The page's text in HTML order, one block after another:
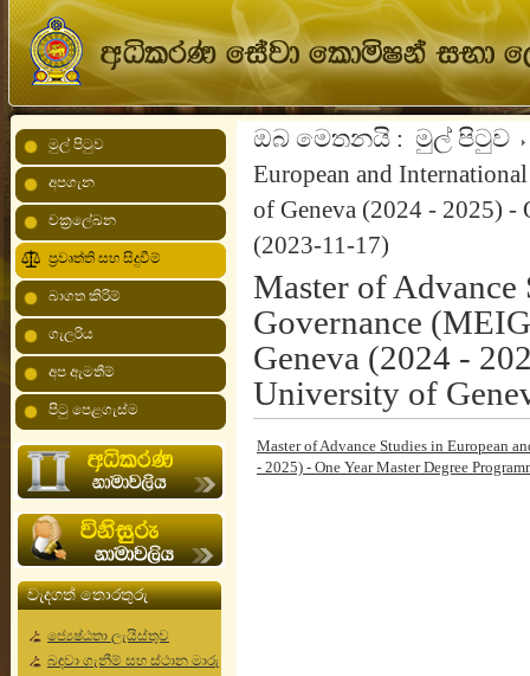
ඔබ මෙතනයි : මුල් පිටුව
European and
of Geneva (2024 - 2025) -
(2023-11-17)
Master of Advance
Governance
Geneva (2024 -
University of
Master of Advance Studies in European
- 2025) - One Year Master Degree
මුල් පිටුව
අපගැන
චක්‍රලේඛන
ප්‍රවෘත්ති සහ සිදුවීම්
බාගත කිරිම්
ගැලරිය
අප ඇමතීම්
පිටු පෙළගැස්ම
වැදගත් තොරතුරු
ජ්‍යෙෂ්ඨතා ලැයිස්තුව
බඳවා ගැනීම් සහ ස්ථාන මාරු